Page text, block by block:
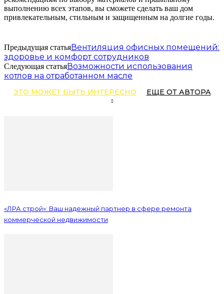
выполнению всех этапов, вы сможете сделать ваш дом
привлекательным, стильным и защищенным на долгие годы.
Предыдущая статьяВентиляция офисных помещений:
здоровье и комфорт сотрудников
Следующая статьяВозможности использования
котлов на отработанном масле
ЭТО МОЖЕТ БЫТЬ ИНТЕРЕСНО ЕЩЕ ОТ АВТОРА
«ЛРА строй»: Ваш надежный партнер в сфере ремонта
коммерческой недвижимости